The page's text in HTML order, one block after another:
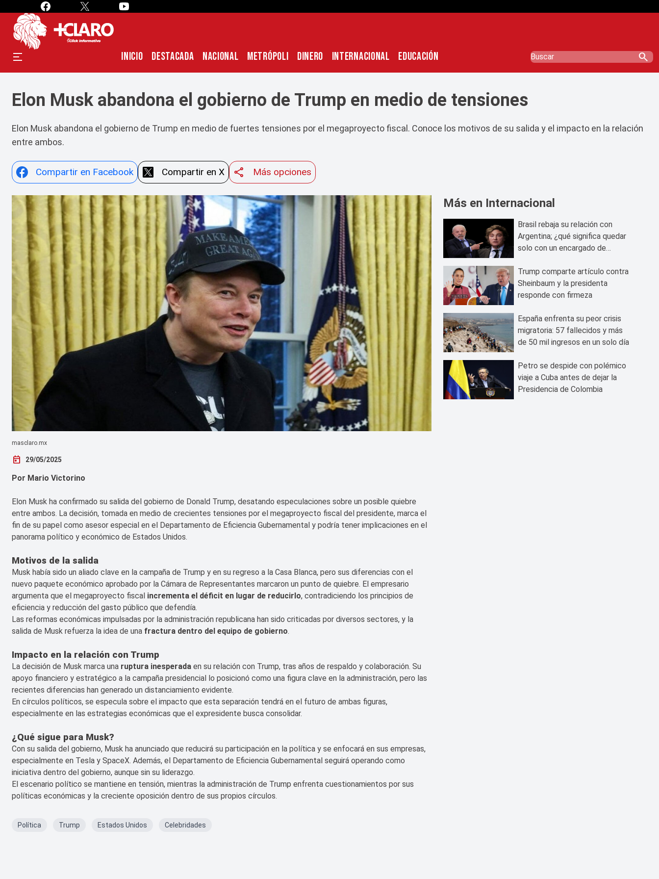
INICIO DESTACADA NACIONAL METRÓPOLI DINERO INTERNACIONAL EDUCACIÓN search
Elon Musk abandona el gobierno de Trump en medio de tensiones
Elon Musk abandona el gobierno de Trump en medio de fuertes tensiones por el megaproyecto fiscal. Conoce los motivos de su salida y el impacto en la relación
entre ambos.
Compartir en Facebook Compartir en X Más opciones
masclaro.mx
today 29/05/2025
Por Mario Victorino
Elon Musk ha confirmado su salida del gobierno de Donald Trump, desatando especulaciones sobre un posible quiebre
entre ambos. La decisión, tomada en medio de crecientes tensiones por el megaproyecto fiscal del presidente, marca el
fin de su papel como asesor especial en el Departamento de Eficiencia Gubernamental y podría tener implicaciones en el
panorama político y económico de Estados Unidos.
Motivos de la salida
Musk había sido un aliado clave en la campaña de Trump y en su regreso a la Casa Blanca, pero sus diferencias con el
nuevo paquete económico aprobado por la Cámara de Representantes marcaron un punto de quiebre. El empresario
argumenta que el megaproyecto fiscal incrementa el déficit en lugar de reducirlo, contradiciendo los principios de
eficiencia y reducción del gasto público que defendía.
Las reformas económicas impulsadas por la administración republicana han sido criticadas por diversos sectores, y la
salida de Musk refuerza la idea de una fractura dentro del equipo de gobierno.
Impacto en la relación con Trump
La decisión de Musk marca una ruptura inesperada en su relación con Trump, tras años de respaldo y colaboración. Su
apoyo financiero y estratégico a la campaña presidencial lo posicionó como una figura clave en la administración, pero las
recientes diferencias han generado un distanciamiento evidente.
En círculos políticos, se especula sobre el impacto que esta separación tendrá en el futuro de ambas figuras,
especialmente en las estrategias económicas que el expresidente busca consolidar.
¿Qué sigue para Musk?
Con su salida del gobierno, Musk ha anunciado que reducirá su participación en la política y se enfocará en sus empresas,
especialmente en Tesla y SpaceX. Además, el Departamento de Eficiencia Gubernamental seguirá operando como
iniciativa dentro del gobierno, aunque sin su liderazgo.
El escenario político se mantiene en tensión, mientras la administración de Trump enfrenta cuestionamientos por sus
políticas económicas y la creciente oposición dentro de sus propios círculos.
Política Trump Estados Unidos Celebridades
Más en Internacional
Brasil rebaja su relación con
Argentina; ¿qué significa quedar
solo con un encargado de
Trump comparte artículo contra
Sheinbaum y la presidenta
responde con firmeza
España enfrenta su peor crisis
migratoria: 57 fallecidos y más
de 50 mil ingresos en un solo día
Petro se despide con polémico
viaje a Cuba antes de dejar la
Presidencia de Colombia